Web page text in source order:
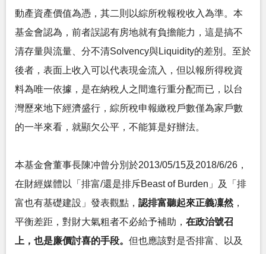
動產資產價值為憑，其二則以綜所稅報稅收入為準。本
基金會認為，前者誤認有房地就有負擔能力，這是搞不
清存量與流量、分不清Solvency與Liquidity的差別。至於
後者，表面上收入可以代表現金流入，但以報所得稅資
料為唯一依據，是在納稅人之間進行重分配而已，以台
灣歷來地下經濟盛行，綜所稅申報繳稅戶數僅為家戶數
的一半來看，就顯欠公平，不能算是好辦法。
本基金會董事長陳冲曾分別於2013/05/15及2018/6/26，
在財經媒體以「排富/還是排斥Beast of Burden」及「排
富也有基礎建設」發表觀點， 認排富聽起來正義凜然，
平衡差距，對財大氣粗者不必給予補助， 在政治號召
上，也是廉價討喜的手段。 但也應該對是否排富、以及